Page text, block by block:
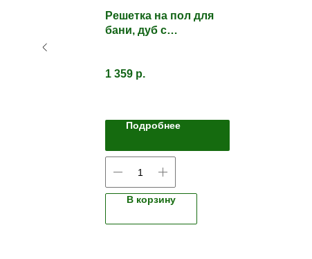
Решетка на пол для
бани, дуб с
1 359 р.
Подробнее
В корзину